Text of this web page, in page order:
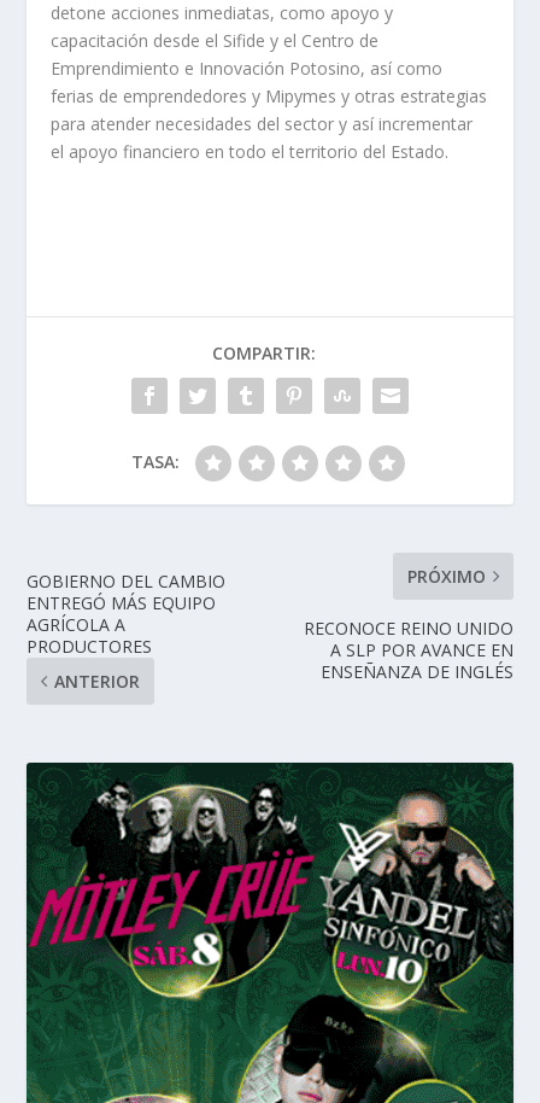
detone acciones inmediatas, como apoyo y
capacitación desde el Sifide y el Centro de
Emprendimiento e Innovación Potosino, así como
ferias de emprendedores y Mipymes y otras estrategias
para atender necesidades del sector y así incrementar
el apoyo financiero en todo el territorio del Estado.
COMPARTIR:
TASA:
GOBIERNO DEL CAMBIO
ENTREGÓ MÁS EQUIPO
AGRÍCOLA A
PRODUCTORES
ANTERIOR
PRÓXIMO
RECONOCE REINO UNIDO
A SLP POR AVANCE EN
ENSEÑANZA DE INGLÉS